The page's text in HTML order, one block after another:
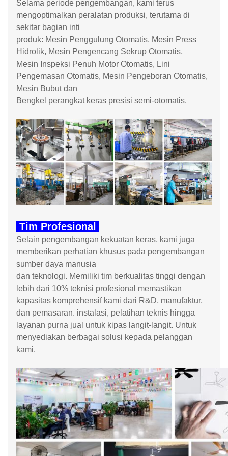
Selama periode pengembangan, kami terus
mengoptimalkan peralatan produksi, terutama di
sekitar bagian inti
produk: Mesin Penggulung Otomatis, Mesin Press
Hidrolik, Mesin Pengencang Sekrup Otomatis,
Mesin Inspeksi Penuh Motor Otomatis, Lini
Pengemasan Otomatis, Mesin Pengeboran Otomatis,
Mesin Bubut dan
Bengkel perangkat keras presisi semi-otomatis.
Tim Profesional
Selain pengembangan kekuatan keras, kami juga
memberikan perhatian khusus pada pengembangan
sumber daya manusia
dan teknologi. Memiliki tim berkualitas tinggi dengan
lebih dari 10% teknisi profesional memastikan
kapasitas komprehensif kami dari R&D, manufaktur,
dan pemasaran. instalasi, pelatihan teknis hingga
layanan purna jual untuk kipas langit-langit. Untuk
menyediakan berbagai solusi kepada pelanggan
kami.